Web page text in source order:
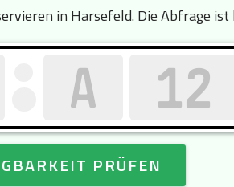
in Harsefeld. Die Abfrage ist
PRÜFEN